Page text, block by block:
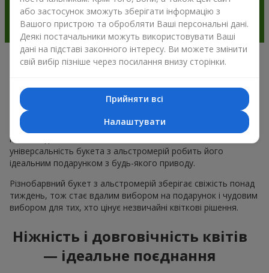
Чому варто вибрати букет з
альстромерії в м.Бидгощ
Альстромерія квітка — це ніжність і естетика в одному
букеті. Чарівні кольори пелюсток і незвична форма ніжних
квітів подобається багатьом
універсальність букета з альстромерій робить його
ідеальним подарунком з будь-якого приводу.
Різнобарвний букет з альстромерій зберігає свіжість понад
тиждень, тож стає вдалим вибором на подарунок і чудовим
вибором для тих, хто цінує незвичайні квіткові рішення.
Ніжність і довговічність квітів
— ідеальне поєднання
або застосунок зможуть зберігати інформацію з
Вашого пристрою та обробляти Ваші персональні дані.
Деякі постачальники можуть використовувати Ваші
дані на підставі законного інтересу. Ви можете змінити
свій вибір пізніше через посилання внизу сторінки.
Прийняти всі
Налаштувати